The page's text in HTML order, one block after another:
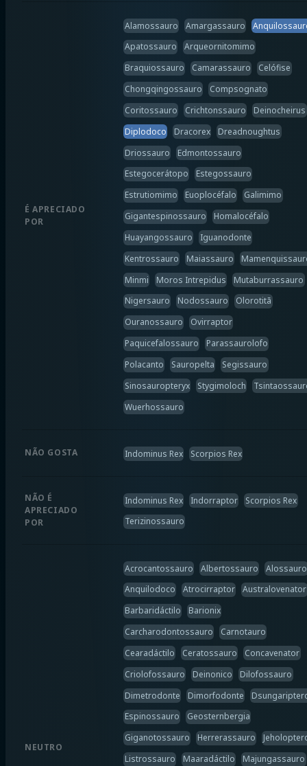
É APRECIADO
POR
Alamossauro Amargassauro
Apatossauro
Arqueornitomimo
Braquiossauro
Camarassauro
Celófise
Chongqingossauro
Compsognato
Coritossauro
Crichtonssauro
Deinocheirus
Diplodoco
Dracorex
Dreadnoughtus
Driossauro
Edmontossauro
Estegocerátopo
Estegossauro
Estrutiomimo
Euoplocéfalo
Galimimo
Gigantespinossauro
Homalocéfalo
Huayangossauro
Iguanodonte
Kentrossauro
Maiassauro
Minmi
Moros Intrepidus
Mutaburrassauro
Nigersauro
Nodossauro
Olorotitã
Ouranossauro
Ovirraptor
Paquicefalossauro
Parassaurolofo
Polacanto
Sauropelta
Segissauro
Sinosauropteryx
Stygimoloch
Wuerhossauro
NÃO GOSTA Indominus Rex Scorpios Rex
NÃO É
APRECIADO
POR
Indominus Rex Indorraptor
Scorpios Rex
Terizinossauro
NEUTRO
Acrocantossauro Albertossauro
Alossauro
Anquilodoco
Atrocirraptor
Australovenator
Barbaridáctilo
Barionix
Carcharodontossauro
Carnotauro
Cearadáctilo
Ceratossauro
Concavenator
Criolofossauro
Deinonico
Dilofossauro
Dimetrodonte
Dimorfodonte
Espinossauro
Geosternbergia
Giganotossauro
Herrerassauro
Listrossauro
Maaradáctilo
Majungassauro